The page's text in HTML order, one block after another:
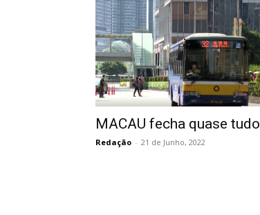
MACAU fecha quase tudo
Redação - 21 de Junho, 2022